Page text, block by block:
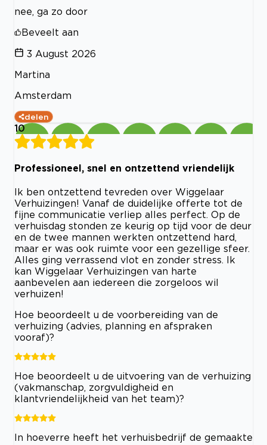
nee, ga zo door
Beveelt aan
3 August 2026
Martina
Amsterdam
delen
10
Professioneel, snel en ontzettend vriendelijk
Ik ben ontzettend tevreden over Wiggelaar
Verhuizingen! Vanaf de duidelijke offerte tot de
fijne communicatie verliep alles perfect. Op de
verhuisdag stonden ze keurig op tijd voor de deur
en de twee mannen werkten ontzettend hard,
maar er was ook ruimte voor een gezellige sfeer.
Alles ging verrassend vlot en zonder stress. Ik
kan Wiggelaar Verhuizingen van harte
aanbevelen aan iedereen die zorgeloos wil
verhuizen!
Hoe beoordeelt u de voorbereiding van de
verhuizing (advies, planning en afspraken
vooraf)?
Hoe beoordeelt u de uitvoering van de verhuizing
(vakmanschap, zorgvuldigheid en
klantvriendelijkheid van het team)?
In hoeverre heeft het verhuisbedrijf de gemaakte